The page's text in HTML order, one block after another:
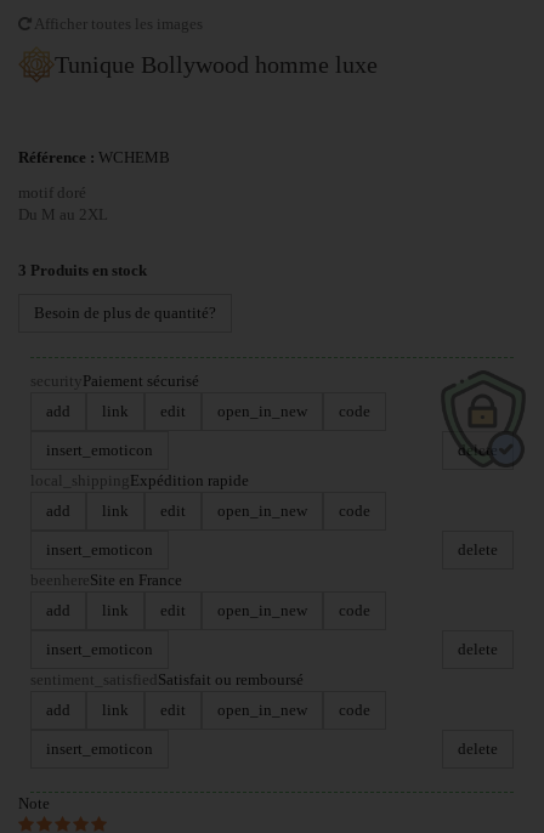
Afficher toutes les images
Tunique Bollywood homme luxe
Référence : WCHEMB
motif doré
Du M au 2XL
3 Produits en stock
Besoin de plus de quantité?
security Paiement sécurisé
add
link edit open_in_new code
insert_emoticon
delete
local_shipping Expédition rapide
add
link edit open_in_new code
insert_emoticon
delete
beenhereSite en France
add
link edit open_in_new code
insert_emoticon
delete
sentiment_satisfied Satisfait ou remboursé
add
link edit open_in_new code
insert_emoticon delete
Note